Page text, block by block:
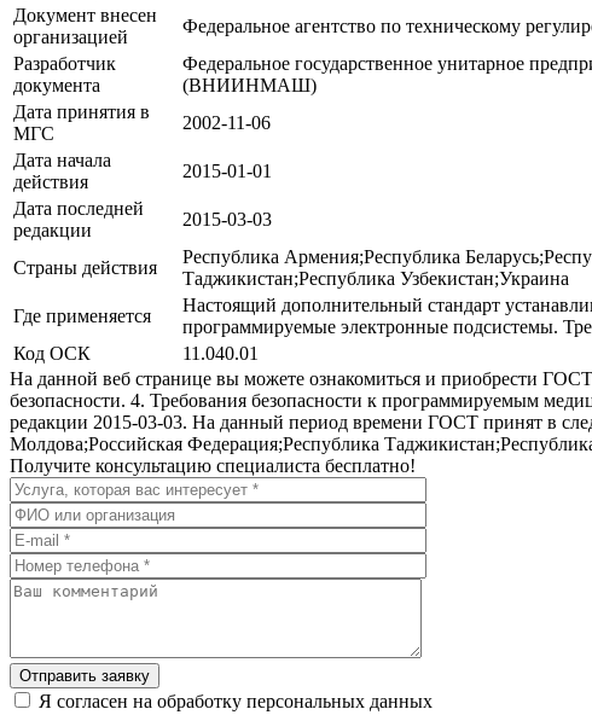
Документ внесен
организацией
Федеральное агентство по техническому
Разработчик
документа
Федеральное государственное унитарное
(ВНИИНМАШ)
Дата принятия в
МГС
2002-11-06
Дата начала
действия
2015-01-01
Дата последней
редакции
2015-03-03
Страны действия
Республика Армения;Республика
Таджикистан;Республика Узбекистан;Украина
Где применяется
Настоящий дополнительный стандарт
программируемые электронные подсистемы.
Код ОСК
11.040.01
На данной веб странице вы можете ознакомиться и приобрести
безопасности. 4. Требования безопасности к программируемым
редакции 2015-03-03. На данный период времени ГОСТ принят в
Молдова;Российская Федерация;Республика
Получите консультацию специалиста бесплатно!
Отправить заявку
Я согласен на обработку персональных данных